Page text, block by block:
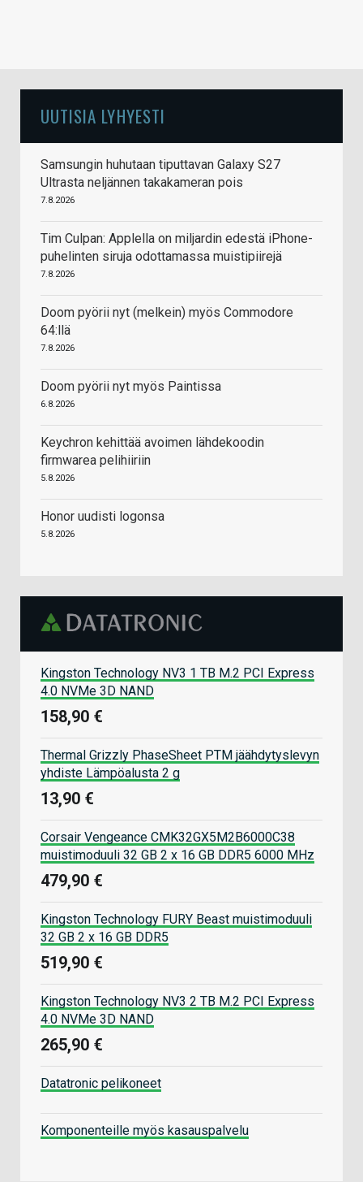
UUTISIA LYHYESTI
Samsungin huhutaan tiputtavan Galaxy S27
Ultrasta neljännen takakameran pois
7.8.2026
Tim Culpan: Applella on miljardin edestä iPhone-
puhelinten siruja odottamassa muistipiirejä
7.8.2026
Doom pyörii nyt (melkein) myös Commodore
64:llä
7.8.2026
Doom pyörii nyt myös Paintissa
6.8.2026
Keychron kehittää avoimen lähdekoodin
firmwarea pelihiiriin
5.8.2026
Honor uudisti logonsa
5.8.2026
Kingston Technology NV3 1 TB M.2 PCI Express
4.0 NVMe 3D NAND
158,90 €
Thermal Grizzly PhaseSheet PTM jäähdytyslevyn
yhdiste Lämpöalusta 2 g
13,90 €
Corsair Vengeance CMK32GX5M2B6000C38
muistimoduuli 32 GB 2 x 16 GB DDR5 6000 MHz
479,90 €
Kingston Technology FURY Beast muistimoduuli
32 GB 2 x 16 GB DDR5
519,90 €
Kingston Technology NV3 2 TB M.2 PCI Express
4.0 NVMe 3D NAND
265,90 €
Datatronic pelikoneet
Komponenteille myös kasauspalvelu